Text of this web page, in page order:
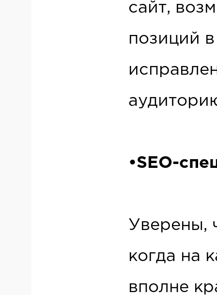
сайт,
позиций
•SEO-
Уверены,
когда на
вполне